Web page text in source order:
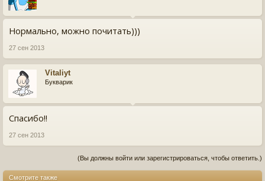
Нормально, можно почитать)))
27 сен 2013
Vitaliyt
Букварик
Спасибо!!
27 сен 2013
(Вы должны войти или зарегистрироваться, чтобы ответить.)
Смотрите также